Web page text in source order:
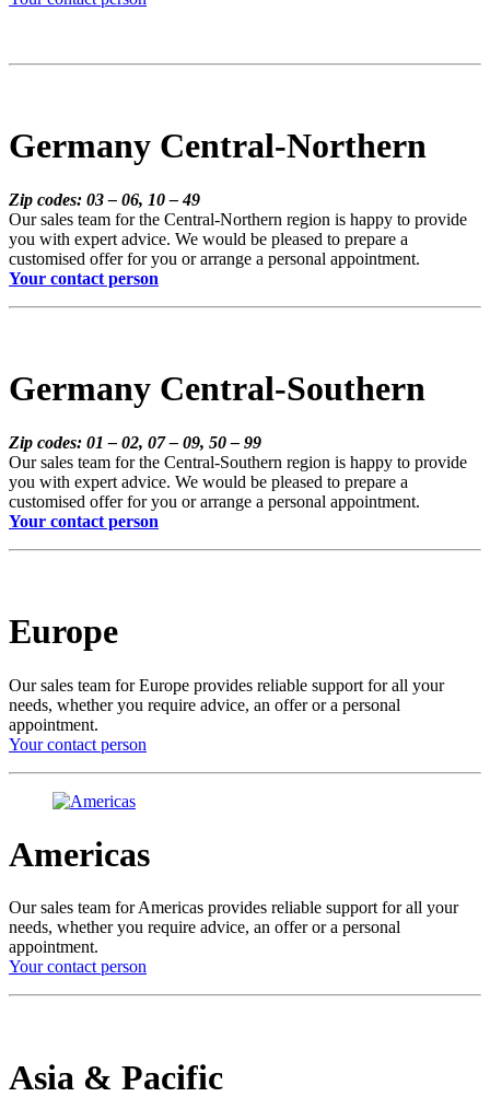
Germany Central-Northern
Zip codes: 03 – 06, 10 – 49
Our sales team for the Central-Northern region is happy to provide
you with expert advice. We would be pleased to prepare a
customised offer for you or arrange a personal appointment.
Your contact person
Germany Central-Southern
Zip codes: 01 – 02, 07 – 09, 50 – 99
Our sales team for the Central-Southern region is happy to provide
you with expert advice. We would be pleased to prepare a
customised offer for you or arrange a personal appointment.
Your contact person
Europe
Our sales team for Europe provides reliable support for all your
needs, whether you require advice, an offer or a personal
appointment.
Your contact person
Americas
Our sales team for Americas provides reliable support for all your
needs, whether you require advice, an offer or a personal
appointment.
Your contact person
Asia & Pacific